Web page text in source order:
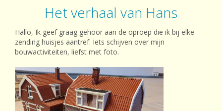
Het verhaal van Hans
Hallo, Ik geef graag gehoor aan de oproep die ik bij elke
zending huisjes aantref: Iets schijven over mijn
bouwactiviteiten, liefst met foto.